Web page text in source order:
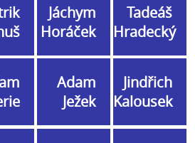
Jáchym
Horáček
Tadeáš
Hradecký
Adam
Ježek
Jindřich
Kalousek